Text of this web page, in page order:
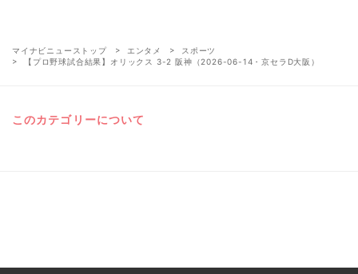
マイナビニューストップ エンタメ
スポーツ
【プロ野球試合結果】オリックス 3-2 阪神（2026-06-14・京セラD大阪）
このカテゴリーについて